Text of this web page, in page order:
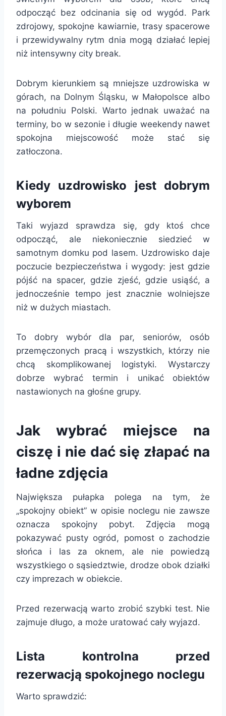
odpocząć bez odcinania się od wygód. Park
zdrojowy, spokojne kawiarnie, trasy spacerowe
i przewidywalny rytm dnia mogą działać lepiej
niż intensywny city break.
Dobrym kierunkiem są mniejsze uzdrowiska w
górach, na Dolnym Śląsku, w Małopolsce albo
na południu Polski. Warto jednak uważać na
terminy, bo w sezonie i długie weekendy nawet
spokojna miejscowość może stać się
zatłoczona.
Kiedy uzdrowisko jest dobrym
wyborem
Taki wyjazd sprawdza się, gdy ktoś chce
odpocząć, ale niekoniecznie siedzieć w
samotnym domku pod lasem. Uzdrowisko daje
poczucie bezpieczeństwa i wygody: jest gdzie
pójść na spacer, gdzie zjeść, gdzie usiąść, a
jednocześnie tempo jest znacznie wolniejsze
niż w dużych miastach.
To dobry wybór dla par, seniorów, osób
przemęczonych pracą i wszystkich, którzy nie
chcą skomplikowanej logistyki. Wystarczy
dobrze wybrać termin i unikać obiektów
nastawionych na głośne grupy.
Jak wybrać miejsce na
ciszę i nie dać się złapać na
ładne zdjęcia
Największa pułapka polega na tym, że
„spokojny obiekt” w opisie noclegu nie zawsze
oznacza spokojny pobyt. Zdjęcia mogą
pokazywać pusty ogród, pomost o zachodzie
słońca i las za oknem, ale nie powiedzą
wszystkiego o sąsiedztwie, drodze obok działki
czy imprezach w obiekcie.
Przed rezerwacją warto zrobić szybki test. Nie
zajmuje długo, a może uratować cały wyjazd.
Lista kontrolna przed
rezerwacją spokojnego noclegu
Warto sprawdzić: